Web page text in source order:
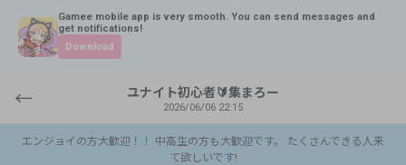
Gamee mobile app is very smooth. You can send messages and
get notifications!
Download
← ユナイト初心者🔰集まろー
2026/06/06 22:15
エンジョイの方大歓迎！！ 中高生の方も大歓迎です。 たくさんできる人来
て欲しいです!